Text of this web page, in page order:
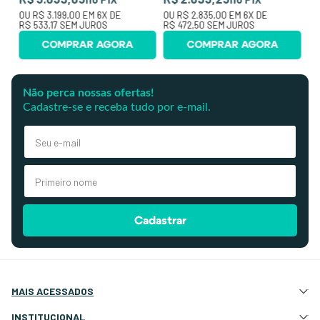
OU R$ 3.199,00 EM 6X DE
R$ 533,17SEM JUROS
COMPRAR AGORA
OU R$ 2.835,00 EM 6X DE
R$ 472,50 SEM JUROS
COMPRAR AGORA
Não perca nossas ofertas!
Cadastre-se e receba tudo por e-mail.
Cadastrar
MAIS ACESSADOS
Atração e Ancoragem
INSTITUCIONAL